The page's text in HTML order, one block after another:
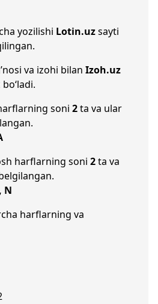
yozilishi Lotin.uzsayti
va izohi bilan Izoh.uz
soni 2ta va ular
harflarning soni 2ta va
N
harflarning va